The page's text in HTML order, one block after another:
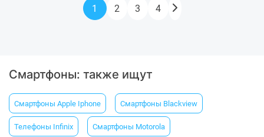
1 2 3 4
Смартфоны: также ищут
Смартфоны Apple Iphone Смартфоны Blackview
Телефоны Infinix Смартфоны Motorola